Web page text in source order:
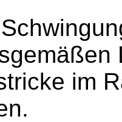
im